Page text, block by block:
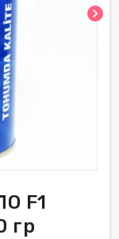
chevron_right
F1
гр